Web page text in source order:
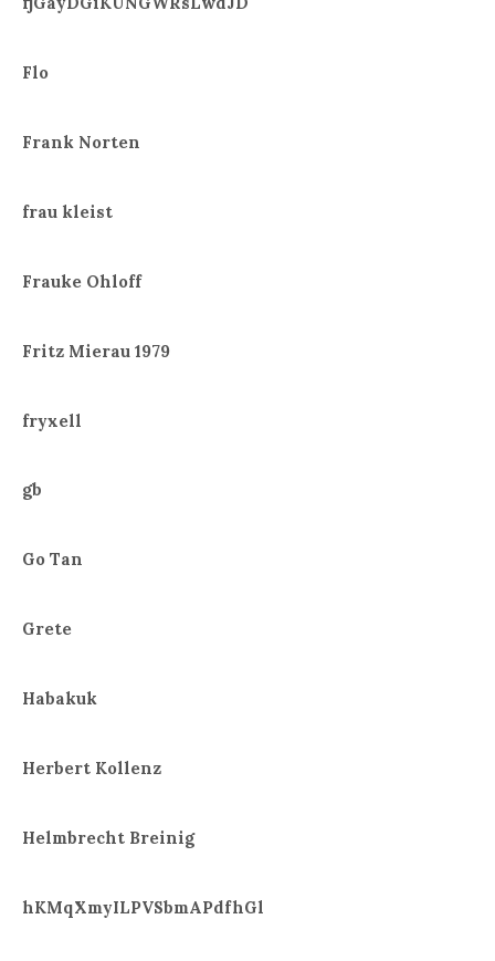
Flo
Frank Norten
frau kleist
Frauke Ohloff
Fritz Mierau 1979
fryxell
gb
Go Tan
Grete
Habakuk
Herbert Kollenz
Helmbrecht Breinig
hKMqXmyILPVSbmAPdfhGl